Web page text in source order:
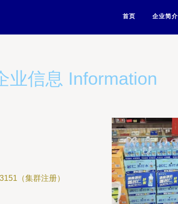
首页 企业简介
业信息 Information
（集群注册）